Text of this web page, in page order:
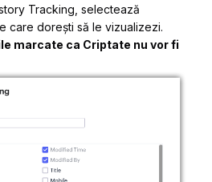
Tracking , selectează
care dorești să le vizualizezi.
marcate ca Criptate nu vor fi